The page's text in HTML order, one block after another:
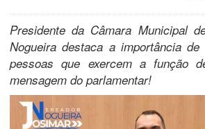
Presidente da Câmara Municipal
Nogueira destaca a importância
pessoas que exercem a função
mensagem do parlamentar!